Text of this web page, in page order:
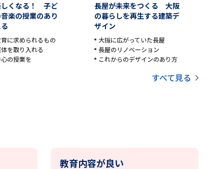
問のミニ講義「夢ナビ講義」 学問分野解説 学問の教科書
ユーザーサポート
しくなる！ 子ど
楽の授業のあり
に求められるもの
を取り入れる
の授業を
長屋が未来をつくる 大阪
の暮らしを再生する建築デ
ザイン
大阪に広がっていた長屋
長屋のリノベーション
これからのデザインのあり方
すべて見る
教育内容が良い